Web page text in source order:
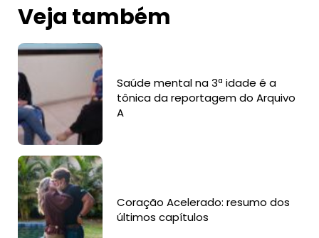
Veja também
Saúde mental na 3ª idade é a
tônica da reportagem do Arquivo
A
Coração Acelerado: resumo dos
últimos capítulos